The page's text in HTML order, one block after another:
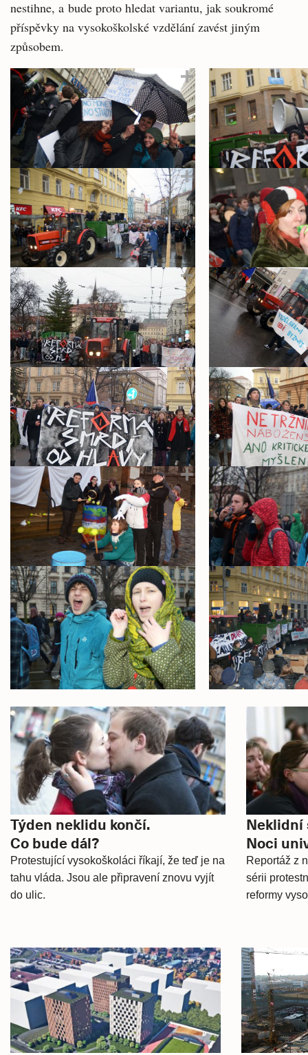
nestihne, a bude proto hledat variantu, jak soukromé
příspěvky na vysokoškolské vzdělání zavést jiným
způsobem.
Související
články
Týden neklidu končí.
Co bude dál?
Protestující vysokoškoláci říkají, že teď je na
tahu vláda. Jsou ale připravení znovu vyjít
do ulic.
Neklidní
Noci
Reportáž z
sérii
reformy
Hlavní
novinky